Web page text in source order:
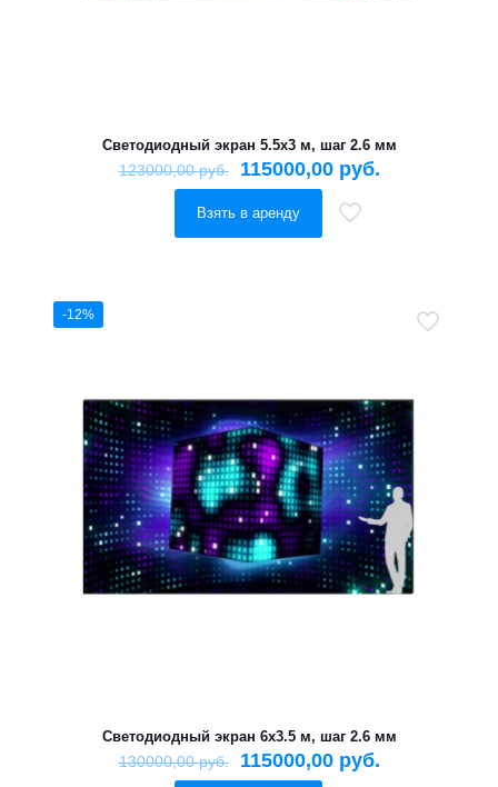
Светодиодный экран 5.5х3 м, шаг 2.6 мм
123000,00руб. 115000,00 руб.
Взять в аренду
-12%
Светодиодный экран 6х3.5 м, шаг 2.6 мм
130000,00руб. 115000,00 руб.